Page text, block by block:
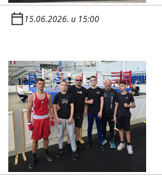
15.06.2026. u 15:00